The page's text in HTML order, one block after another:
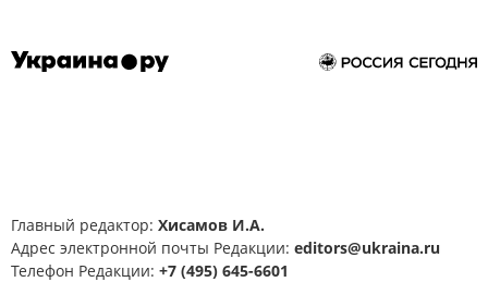
Главный редактор: Хисамов И.А.
Адрес электронной почты Редакции: editors@ukraina.ru
Телефон Редакции: +7 (495) 645-6601